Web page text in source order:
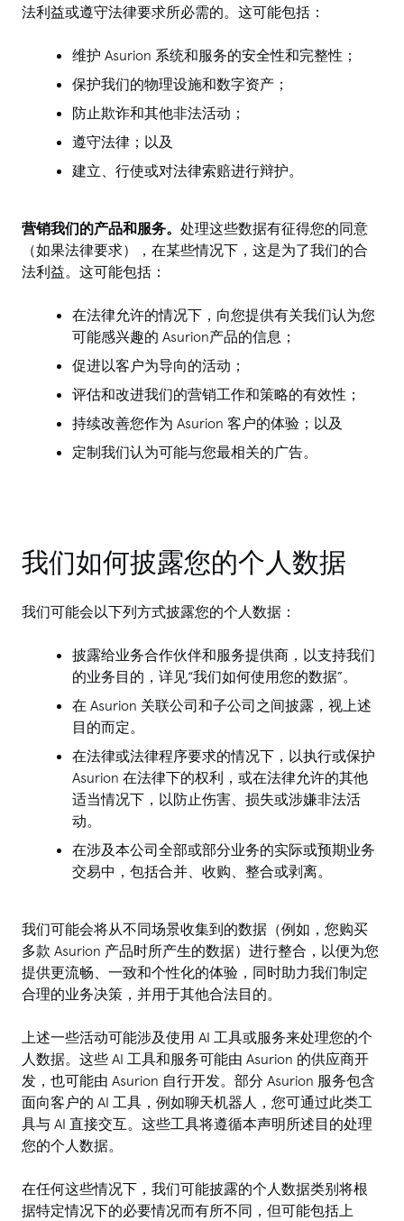
法利益或遵守法律要求所必需的。这可能包括：
维护 Asurion 系统和服务的安全性和完整性；
保护我们的物理设施和数字资产；
防止欺诈和其他非法活动；
遵守法律；以及
建立、行使或对法律索赔进行辩护。
营销我们的产品和服务。 处理这些数据有征得您的同意
（如果法律要求），在某些情况下，这是为了我们的合
法利益。这可能包括：
在法律允许的情况下，向您提供有关我们认为您
可能感兴趣的 Asurion产品的信息；
促进以客户为导向的活动；
评估和改进我们的营销工作和策略的有效性；
持续改善您作为 Asurion 客户的体验；以及
定制我们认为可能与您最相关的广告。
我们如何披露您的个人数据
我们可能会以下列方式披露您的个人数据：
披露给业务合作伙伴和服务提供商，以支持我们
的业务目的，详见“我们如何使用您的数据”。
在 Asurion 关联公司和子公司之间披露，视上述
目的而定。
在法律或法律程序要求的情况下，以执行或保护
Asurion 在法律下的权利，或在法律允许的其他
适当情况下，以防止伤害、损失或涉嫌非法活
动。
在涉及本公司全部或部分业务的实际或预期业务
交易中，包括合并、收购、整合或剥离。
我们可能会将从不同场景收集到的数据（例如，您购买
多款 Asurion 产品时所产生的数据）进行整合，以便为您
提供更流畅、一致和个性化的体验，同时助力我们制定
合理的业务决策，并用于其他合法目的。
上述一些活动可能涉及使用 AI 工具或服务来处理您的个
人数据。这些 AI 工具和服务可能由 Asurion 的供应商开
发，也可能由 Asurion 自行开发。部分 Asurion 服务包含
面向客户的 AI 工具，例如聊天机器人，您可通过此类工
具与 AI 直接交互。这些工具将遵循本声明所述目的处理
您的个人数据。
在任何这些情况下，我们可能披露的个人数据类别将根
据特定情况下的必要情况而有所不同，但可能包括上